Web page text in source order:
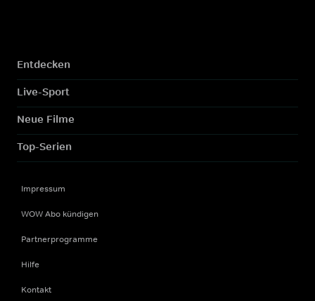
Entdecken
Live-Sport
Neue Filme
Top-Serien
Impressum
WOW Abo kündigen
Partnerprogramme
Hilfe
Kontakt